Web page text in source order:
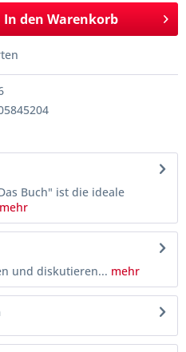
In den Warenkorb
Buch" ist die ideale
mehr
und diskutieren... mehr